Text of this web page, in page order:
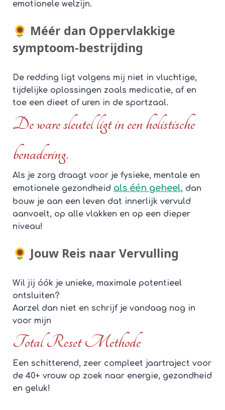
emotionele welzijn.
🌻 Méér dan Oppervlakkige
symptoom-bestrijding
De redding ligt volgens mij niet in vluchtige,
tijdelijke oplossingen zoals medicatie, af en
toe een dieet of uren in de sportzaal.
De ware sleutel ligt in een holistische
benadering.
Als je zorg draagt voor je fysieke, mentale en
emotionele gezondheid als één geheel, dan
bouw je aan een leven dat innerlijk vervuld
aanvoelt, op alle vlakken en op een dieper
niveau!
🌻 Jouw Reis naar Vervulling
Wil jij óók je unieke, maximale potentieel
ontsluiten?
Aarzel dan niet en schrijf je vandaag nog in
voor mijn
Total Reset Methode
Een schitterend, zeer compleet jaartraject voor
de 40+ vrouw op zoek naar energie, gezondheid
en geluk!